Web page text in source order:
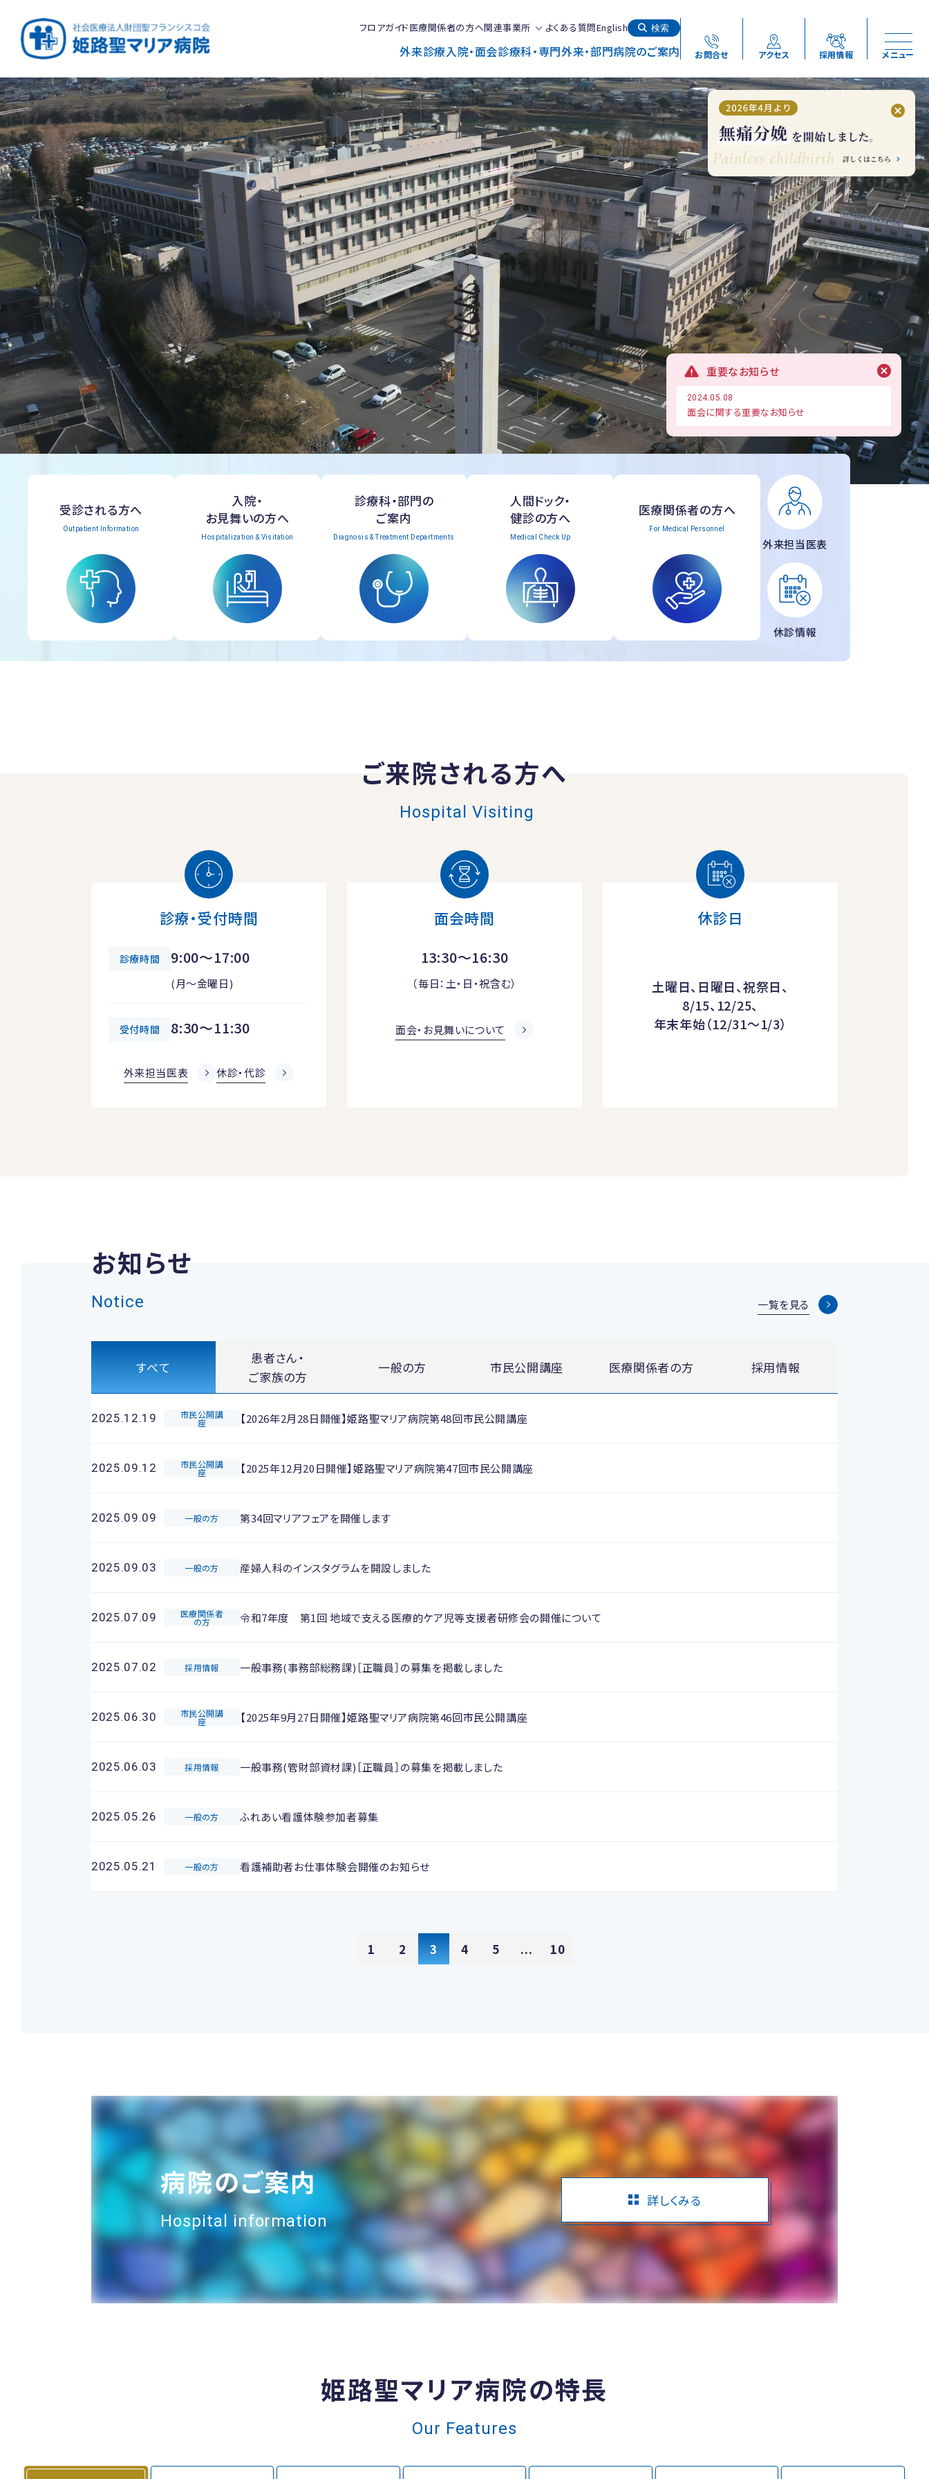
フロアガイド医療関係者の方へ関連事業所 よくある質問English 検索
外来診療入院・面会診療科・専門外来・部門病院のご案内 お問合せ アクセス 採用情報 メニュー
健康と安心をあなたに
つなぎ続ける地域医療
周産期から終末期まで
地域を支える医療
急性期から回復期へと
つなぐ医療
学び・育てる医療
重要なお知らせ
2024.05.08
面会に関する重要なお知らせ
受診される方へ
Outpatient Information
入院・
お見舞いの方へ
Hospitalization & Visitation
診療科・部門の
ご案内
Diagnosis & Treatment Departments
人間ドック・
健診の方へ
Medical Check Up
医療関係者の方へ
For Medical Personnel
外来担当医表
休診情報
ご来院される方へ
Hospital Visiting
診療・受付時間
診療時間 9:00～17:00
(月～金曜日)
受付時間 8:30～11:30
外来担当医表 休診・代診
面会時間
13:30～16:30
（毎日：土・日・祝含む）
面会・お見舞いについて
休診日
土曜日、日曜日、祝祭日、
8/15、12/25、
年末年始（12/31～1/3）
お知らせ
Notice 一覧を見る
すべて
患者さん・
ご家族の方
一般の方 市民公開講座 医療関係者の方 採用情報
2025.12.19 市民公開講
座 【2026年2月28日開催】姫路聖マリア病院第48回市民公開講座
2025.09.12 市民公開講
座 【2025年12月20日開催】姫路聖マリア病院第47回市民公開講座
2025.09.09 一般の方 第34回マリアフェアを開催します
2025.09.03 一般の方 産婦人科のインスタグラムを開設しました
2025.07.09 医療関係者
の方 令和7年度 第1回 地域で支える医療的ケア児等支援者研修会の開催について
2025.07.02 採用情報 一般事務(事務部総務課)［正職員］の募集を掲載しました
2025.06.30 市民公開講
座 【2025年9月27日開催】姫路聖マリア病院第46回市民公開講座
2025.06.03 採用情報 一般事務(管財部資材課)［正職員］の募集を掲載しました
2025.05.26 一般の方 ふれあい看護体験参加者募集
2025.05.21 一般の方 看護補助者お仕事体験会開催のお知らせ
1 2 3 4 5 ... 10
病院のご案内
Hospital information
詳しくみる
姫路聖マリア病院の特長
Our Features